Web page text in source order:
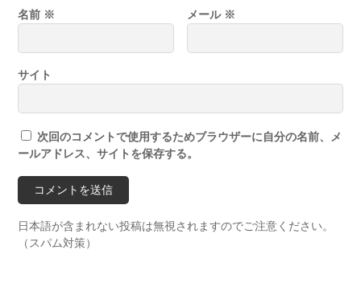
名前 ※ メール ※
サイト
次回のコメントで使用するためブラウザーに自分の名前、メ
ールアドレス、サイトを保存する。
日本語が含まれない投稿は無視されますのでご注意ください。
（スパム対策）